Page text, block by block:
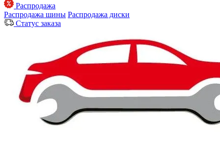
Распродажа
Распродажа шины Распродажа диски
Статус заказа